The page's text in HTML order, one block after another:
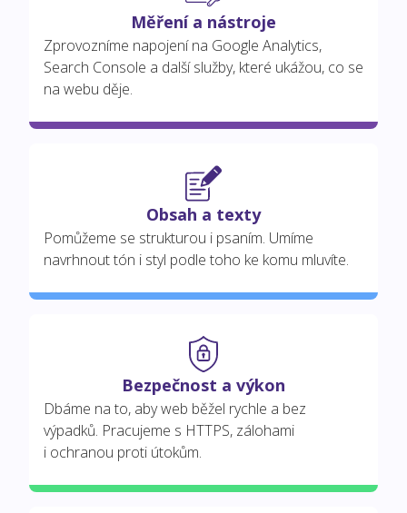
Měření a nástroje
Zprovozníme napojení na Google Analytics,
Search Console a další služby, které ukážou, co se
na webu děje.
Obsah a texty
Pomůžeme se strukturou i psaním. Umíme
navrhnout tón i styl podle toho ke komu mluvíte.
Bezpečnost a výkon
Dbáme na to, aby web běžel rychle a bez
výpadků. Pracujeme s HTTPS, zálohami
i ochranou proti útokům.